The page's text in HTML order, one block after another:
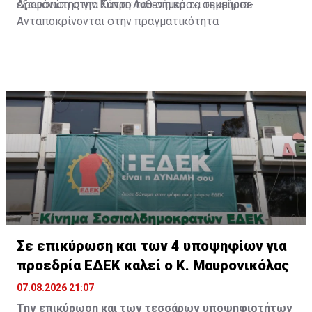
εξαφάνιση στην Κύπρο του σήμερα», σημείωσε.
Δρουσιώτης για Σάντη:Αυθεντικά τα τεκμήρια-
Ανταποκρίνονται στην πραγματικότητα
Σε επικύρωση και των 4 υποψηφίων για
προεδρία ΕΔΕΚ καλεί ο Κ. Μαυρονικόλας
07.08.2026 21:07
Την επικύρωση και των τεσσάρων υποψηφιοτήτων